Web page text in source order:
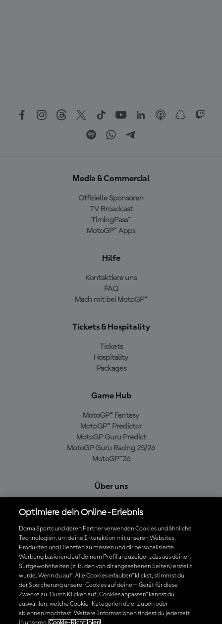
Media & Commercial
Offizielle Sponsoren
TV Broadcast
TimingPass™
MotoGP™ Apps
Hilfe
Kontaktiere uns
FAQ
Mach mit bei MotoGP™
Tickets & Hospitality
Tickets
Hospitality
Packages
Game Hub
MotoGP™ Fantasy
MotoGP™ Predictor
MotoGP Guru Predict
MotoGP Guru Racing 25/26
MotoGP™26
Über uns
Cookie-Richtlinien
Geschäftsbedingungen
Datenschutzrichtlinien
Kaufrichtlinie
Die offizielle MotoGP™ App herunterladen
Optimiere dein Online-Erlebnis
Dorna Sports und deren Partner verwenden Cookies und ähnliche
Technologien, um deine Interaktion mit unseren Websites,
Produkten und Diensten zu messen und dir personalisierte
Werbung basierend auf deinem Profil anzuzeigen, das aus deinen
Surfgewohnheiten (z. B. den von dir angesehenen Seiten) erstellt
wurde. Wenn du auf „Alle Cookies erlauben“ klickst, stimmst du
der Speicherung unserer Cookies auf deinem Gerät für diese
Zwecke zu. Durch Klicken auf „Cookies anpassen“ kannst du
auswählen, welche Cookie-Kategorien du erlauben oder
ablehnen möchtest. Weitere Informationen findest du jederzeit